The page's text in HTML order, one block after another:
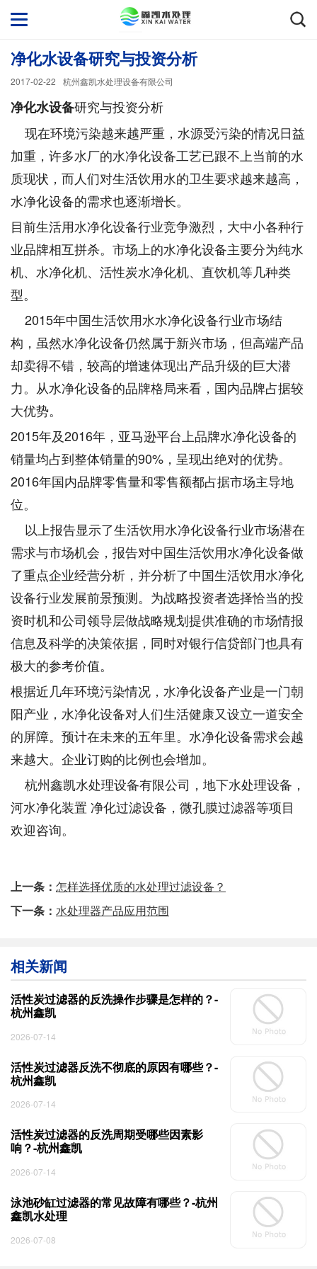
净化水设备研究与投资分析
2017-02-22 杭州鑫凯水处理设备有限公司
净化水设备研究与投资分析
现在环境污染越来越严重，水源受污染的情况日益
加重，许多水厂的水净化设备工艺已跟不上当前的水
质现状，而人们对生活饮用水的卫生要求越来越高，
水净化设备的需求也逐渐增长。
目前生活用水净化设备行业竞争激烈，大中小各种行
业品牌相互拼杀。市场上的水净化设备主要分为纯水
机、水净化机、活性炭水净化机、直饮机等几种类
型。
2015年中国生活饮用水水净化设备行业市场结
构，虽然水净化设备仍然属于新兴市场，但高端产品
却卖得不错，较高的增速体现出产品升级的巨大潜
力。从水净化设备的品牌格局来看，国内品牌占据较
大优势。
2015年及2016年，亚马逊平台上品牌水净化设备的
销量均占到整体销量的90%，呈现出绝对的优势。
2016年国内品牌零售量和零售额都占据市场主导地
位。
以上报告显示了生活饮用水净化设备行业市场潜在
需求与市场机会，报告对中国生活饮用水净化设备做
了重点企业经营分析，并分析了中国生活饮用水净化
设备行业发展前景预测。为战略投资者选择恰当的投
资时机和公司领导层做战略规划提供准确的市场情报
信息及科学的决策依据，同时对银行信贷部门也具有
极大的参考价值。
根据近几年环境污染情况，水净化设备产业是一门朝
阳产业，水净化设备对人们生活健康又设立一道安全
的屏障。预计在未来的五年里。水净化设备需求会越
来越大。企业订购的比例也会增加。
杭州鑫凯水处理设备有限公司，地下水处理设备，
河水净化装置 净化过滤设备，微孔膜过滤器等项目
欢迎咨询。
上一条： 怎样选择优质的水处理过滤设备？
下一条： 水处理器产品应用范围
相关新闻
活性炭过滤器的反洗操作步骤是怎样的？-
杭州鑫凯
2026-07-14
活性炭过滤器反洗不彻底的原因有哪些？-
杭州鑫凯
2026-07-14
活性炭过滤器的反洗周期受哪些因素影
响？-杭州鑫凯
2026-07-14
泳池砂缸过滤器的常见故障有哪些？-杭州
鑫凯水处理
2026-07-08